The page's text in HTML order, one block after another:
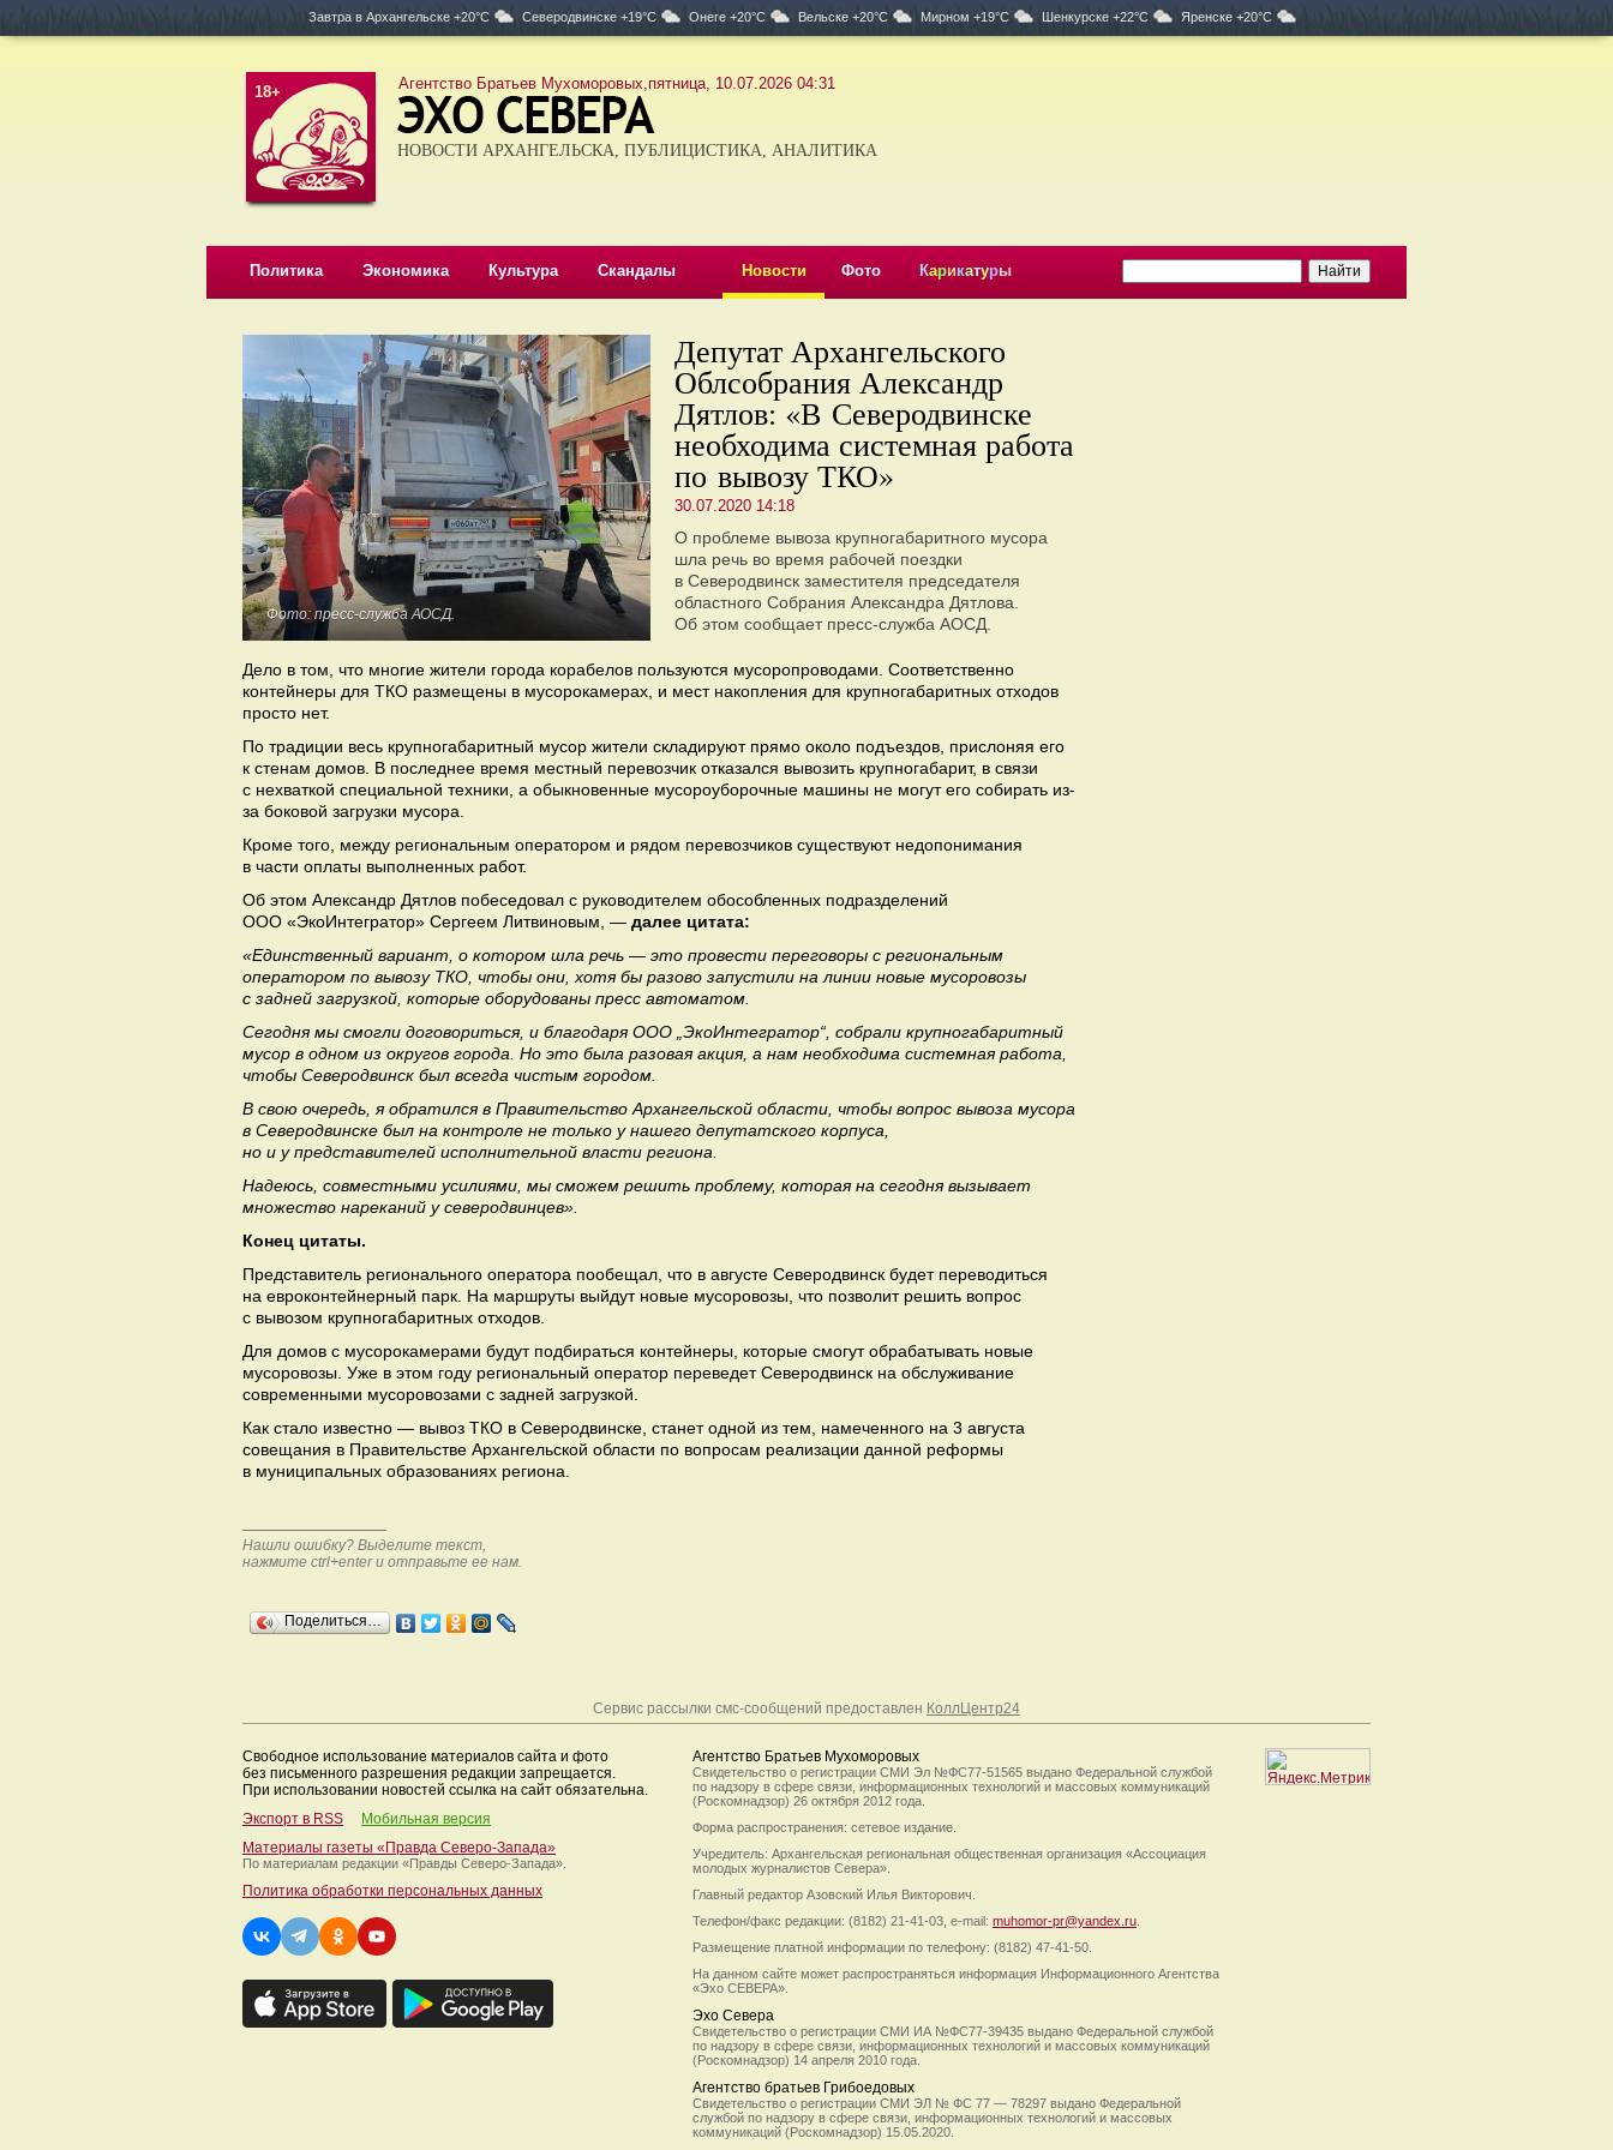
Завтра в Архангельске +20°C Северодвинске +19°C Онеге +20°C Вельске +20°C Мирном +19°C Шенкурске +22°C Яренске +20°C
18+ Агентство Братьев Мухоморовых,пятница, 10.07.2026 04:31
НОВОСТИ АРХАНГЕЛЬСКА, ПУБЛИЦИСТИКА, АНАЛИТИКА
Политика Экономика Культура Скандалы Новости Фото Карикатуры
Фото: пресс-служба АОСД.
Депутат Архангельского
Облсобрания Александр
Дятлов: «В Северодвинске
необходима системная работа
по вывозу ТКО»
30.07.2020 14:18
О проблеме вывоза крупногабаритного мусора
шла речь во время рабочей поездки
в Северодвинск заместителя председателя
областного Собрания Александра Дятлова.
Об этом сообщает пресс-служба АОСД.
Дело в том, что многие жители города корабелов пользуются мусоропроводами. Соответственно
контейнеры для ТКО размещены в мусорокамерах, и мест накопления для крупногабаритных отходов
просто нет.
По традиции весь крупногабаритный мусор жители складируют прямо около подъездов, прислоняя его
к стенам домов. В последнее время местный перевозчик отказался вывозить крупногабарит, в связи
с нехваткой специальной техники, а обыкновенные мусороуборочные машины не могут его собирать из-
за боковой загрузки мусора.
Кроме того, между региональным оператором и рядом перевозчиков существуют недопонимания
в части оплаты выполненных работ.
Об этом Александр Дятлов побеседовал с руководителем обособленных подразделений
ООО «ЭкоИнтегратор» Сергеем Литвиновым, — далее цитата:
«Единственный вариант, о котором шла речь — это провести переговоры с региональным
оператором по вывозу ТКО, чтобы они, хотя бы разово запустили на линии новые мусоровозы
с задней загрузкой, которые оборудованы пресс автоматом.
Сегодня мы смогли договориться, и благодаря ООО „ЭкоИнтегратор“, собрали крупногабаритный
мусор в одном из округов города. Но это была разовая акция, а нам необходима системная работа,
чтобы Северодвинск был всегда чистым городом.
В свою очередь, я обратился в Правительство Архангельской области, чтобы вопрос вывоза мусора
в Северодвинске был на контроле не только у нашего депутатского корпуса,
но и у представителей исполнительной власти региона.
Надеюсь, совместными усилиями, мы сможем решить проблему, которая на сегодня вызывает
множество нареканий у северодвинцев».
Конец цитаты.
Представитель регионального оператора пообещал, что в августе Северодвинск будет переводиться
на евроконтейнерный парк. На маршруты выйдут новые мусоровозы, что позволит решить вопрос
с вывозом крупногабаритных отходов.
Для домов с мусорокамерами будут подбираться контейнеры, которые смогут обрабатывать новые
мусоровозы. Уже в этом году региональный оператор переведет Северодвинск на обслуживание
современными мусоровозами с задней загрузкой.
Как стало известно — вывоз ТКО в Северодвинске, станет одной из тем, намеченного на 3 августа
совещания в Правительстве Архангельской области по вопросам реализации данной реформы
в муниципальных образованиях региона.
Нашли ошибку? Выделите текст,
нажмите ctrl+enter и отправьте ее нам.
Поделиться…
Сервис рассылки смс-сообщений предоставлен КоллЦентр24
Свободное использование материалов сайта и фото
без письменного разрешения редакции запрещается.
При использовании новостей ссылка на сайт обязательна.
Экспорт в RSS
Мобильная версия
Материалы газеты «Правда Северо-Запада»
По материалам редакции «Правды Северо-Запада».
Политика обработки персональных данных
Агентство Братьев Мухоморовых
Свидетельство о регистрации СМИ Эл №ФС77-51565 выдано Федеральной службой
по надзору в сфере связи, информационных технологий и массовых коммуникаций
(Роскомнадзор) 26 октября 2012 года.
Форма распространения: сетевое издание.
Учредитель: Архангельская региональная общественная организация «Ассоциация
молодых журналистов Севера».
Главный редактор Азовский Илья Викторович.
Телефон/факс редакции: (8182) 21-41-03, e-mail: muhomor-pr@yandex.ru
Размещение платной информации по телефону: (8182) 47-41-50.
На данном сайте может распространяться информация Информационного Агентства
«Эхо СЕВЕРА».
Эхо Севера
Свидетельство о регистрации СМИ ИА №ФС77-39435 выдано Федеральной службой
по надзору в сфере связи, информационных технологий и массовых коммуникаций
(Роскомнадзор) 14 апреля 2010 года.
Агентство братьев Грибоедовых
Свидетельство о регистрации СМИ ЭЛ № ФС 77 — 78297 выдано Федеральной
службой по надзору в сфере связи, информационных технологий и массовых
коммуникаций (Роскомнадзор) 15.05.2020.